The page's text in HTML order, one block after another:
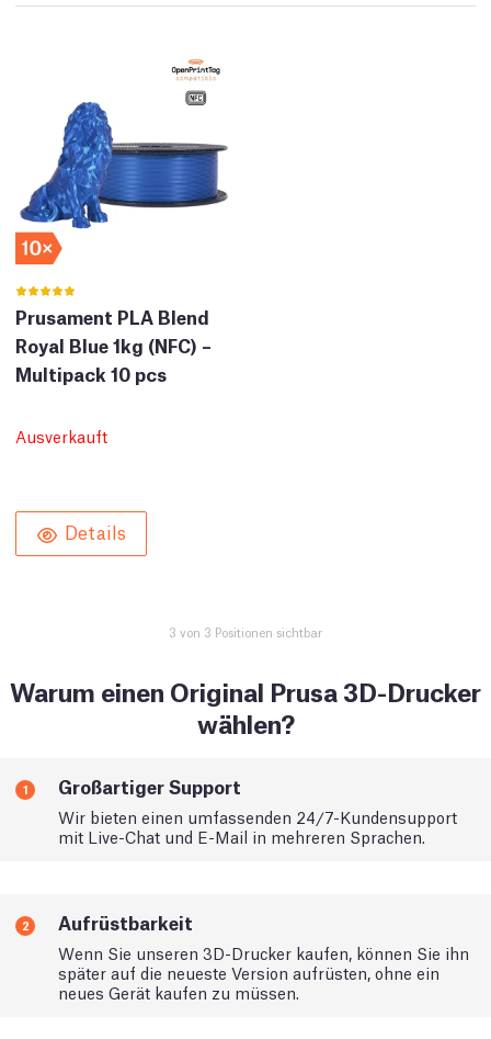
Prusament PLA Blend
Royal Blue 1kg (NFC) –
Multipack 10 pcs
Ausverkauft
Details
3 von 3 Positionen sichtbar
Warum einen Original Prusa 3D-Drucker
wählen?
1 Großartiger Support
Wir bieten einen umfassenden 24/7-Kundensupport
mit Live-Chat und E-Mail in mehreren Sprachen.
2 Aufrüstbarkeit
Wenn Sie unseren 3D-Drucker kaufen, können Sie ihn
später auf die neueste Version aufrüsten, ohne ein
neues Gerät kaufen zu müssen.